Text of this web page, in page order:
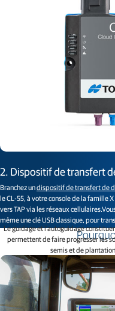
2. Dispositif de transfert
Branchez undispositif de transfert de
le CL-55, à votre console de la famille
vers TAP via les réseaux
même une clé USB classique, pour
Le guidage et l'autoguidage
permettent de faire progresser les
semis et de